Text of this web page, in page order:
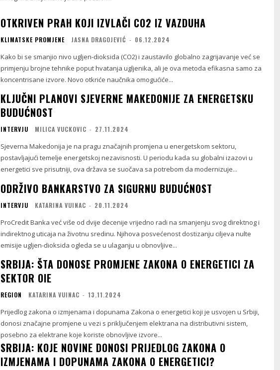
OTKRIVEN PRAH KOJI IZVLAČI CO2 IZ VAZDUHA
KLIMATSKE PROMJENE JASNA DRAGOJEVIĆ - 06.12.2024
Kako bi se smanjio nivo ugljen-dioksida (CO2) i zaustavilo globalno zagrijavanje već se
primjenju brojne tehnike poput hvatanja ugljenika, ali je ova metoda efikasna samo za
koncentrisane izvore. Novo otkriće naučnika omogućiće...
KLJUČNI PLANOVI SJEVERNE MAKEDONIJE ZA ENERGETSKU
BUDUĆNOST
INTERVJU MILICA VUCKOVIC - 27.11.2024
Sjeverna Makedonija je na pragu značajnih promjena u energetskom sektoru,
postavljajući temelje energetskoj nezavisnosti. U periodu kada su globalni izazovi u
energetici sve prisutniji, ova država se suočava sa potrebom da modernizuje...
ODRŽIVO BANKARSTVO ZA SIGURNU BUDUĆNOST
INTERVJU KATARINA VUINAC - 20.11.2024
ProCredit Banka već više od dvije decenije vrijedno radi na smanjenju svog direktnog i
indirektnog uticaja na životnu sredinu. Njihova posvećenost dostizanju ciljeva nulte
emisije ugljen-dioksida ogleda se u ulaganju u obnovljive...
SRBIJA: ŠTA DONOSE PROMJENE ZAKONA O ENERGETICI ZA
SEKTOR OIE
REGION KATARINA VUINAC - 13.11.2024
Prijedlog zakona o izmjenama i dopunama Zakona o energetici koji je usvojen u Srbiji,
donosi značajne promjene u vezi s priključenjem elektrana na distributivni sistem,
posebno za elektrane koje koriste obnovljive izvore...
SRBIJA: KOJE NOVINE DONOSI PRIJEDLOG ZAKONA O
IZMJENAMA I DOPUNAMA ZAKONA O ENERGETICI?